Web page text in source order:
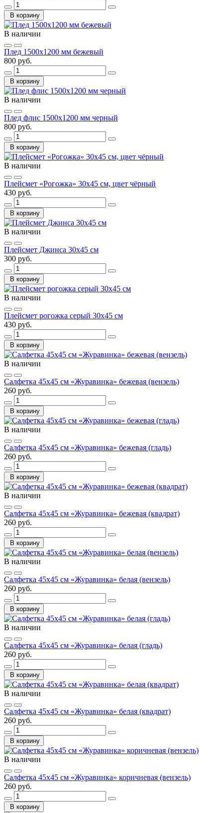
В корзину
В наличии
Плед 1500х1200 мм бежевый
800 руб.
В корзину
В наличии
Плед флис 1500х1200 мм черный
800 руб.
В корзину
В наличии
Плейсмет «Рогожка» 30х45 см, цвет чёрный
430 руб.
В корзину
В наличии
Плейсмет Джинса 30х45 см
300 руб.
В корзину
В наличии
Плейсмет рогожка серый 30х45 см
430 руб.
В корзину
В наличии
Салфетка 45х45 см «Журавинка» бежевая (вензель)
260 руб.
В корзину
В наличии
Салфетка 45х45 см «Журавинка» бежевая (гладь)
260 руб.
В корзину
В наличии
Салфетка 45х45 см «Журавинка» бежевая (квадрат)
260 руб.
В корзину
В наличии
Салфетка 45х45 см «Журавинка» белая (вензель)
260 руб.
В корзину
В наличии
Салфетка 45х45 см «Журавинка» белая (гладь)
260 руб.
В корзину
В наличии
Салфетка 45х45 см «Журавинка» белая (квадрат)
260 руб.
В корзину
В наличии
Салфетка 45х45 см «Журавинка» коричневая (вензель)
260 руб.
В корзину